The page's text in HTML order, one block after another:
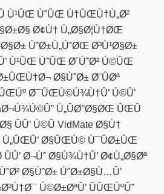
Ù¹ÛŒ ÙˆÛŒ Ú†ÛŒÙ†Ù„Ø²
Ø¢Ù† Ù„Ø§Ø¦Ù†ØŒ
ÙˆØ±Ù„ÚˆØŒ Ø³Ù¹Ø§Ø±
Ù¹ÛŒ ÙˆÛŒ Ø´ÙˆØ² Ú©ÛŒ
Ø§ÙˆØ± Ø¨ÛØª
Ø¯ÛŒÚ©Ú¾Ù†Û’ Ú©Û’
Ù„ÛØ°Ø§ØŒ ÛŒÛ
ÛÛ’ Ú©Û VidMate Ø§Ù†
Ù„ÛŒÛ’ Ø§ÛŒÚ© Ú¯ÛØ±ÛŒ
Ø¬Ùˆ Ø§Ù¾Ù†Û’ Ø¢Ù„Ø§Øª
Ø§ÙˆØ± ÚˆØ±Ø§Ù…Û’
Ú©Ø±ØªÛ’ ÛÛŒÚºÛ”